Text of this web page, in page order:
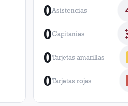
0Asistencias
0Capitanías
0Tarjetas amarillas
0Tarjetas rojas